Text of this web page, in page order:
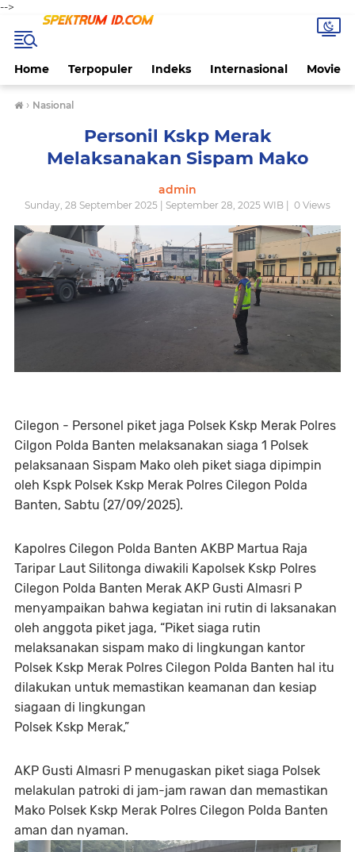
-->
Home Terpopuler Indeks Internasional Movie
› Nasional
Personil Kskp Merak
Melaksanakan Sispam Mako
admin
Sunday, 28 September 2025 | September 28, 2025 WIB | 0 Views
Cilegon - Personel piket jaga Polsek Kskp Merak Polres
Cilgon Polda Banten melaksanakan siaga 1 Polsek
pelaksanaan Sispam Mako oleh piket siaga dipimpin
oleh Kspk Polsek Kskp Merak Polres Cilegon Polda
Banten, Sabtu (27/09/2025).
Kapolres Cilegon Polda Banten AKBP Martua Raja
Taripar Laut Silitonga diwakili Kapolsek Kskp Polres
Cilegon Polda Banten Merak AKP Gusti Almasri P
menyampaikan bahwa kegiatan ini rutin di laksanakan
oleh anggota piket jaga, “Piket siaga rutin
melaksanakan sispam mako di lingkungan kantor
Polsek Kskp Merak Polres Cilegon Polda Banten hal itu
dilakukan untuk memastikan keamanan dan kesiap
siagaan di lingkungan
Polsek Kskp Merak,”
AKP Gusti Almasri P menugaskan piket siaga Polsek
melakulan patroki di jam-jam rawan dan memastikan
Mako Polsek Kskp Merak Polres Cilegon Polda Banten
aman dan nyaman.